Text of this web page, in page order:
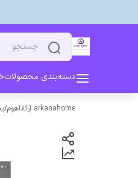
دسته‌بندی محصولات
arkanahome آرکاناهوم /